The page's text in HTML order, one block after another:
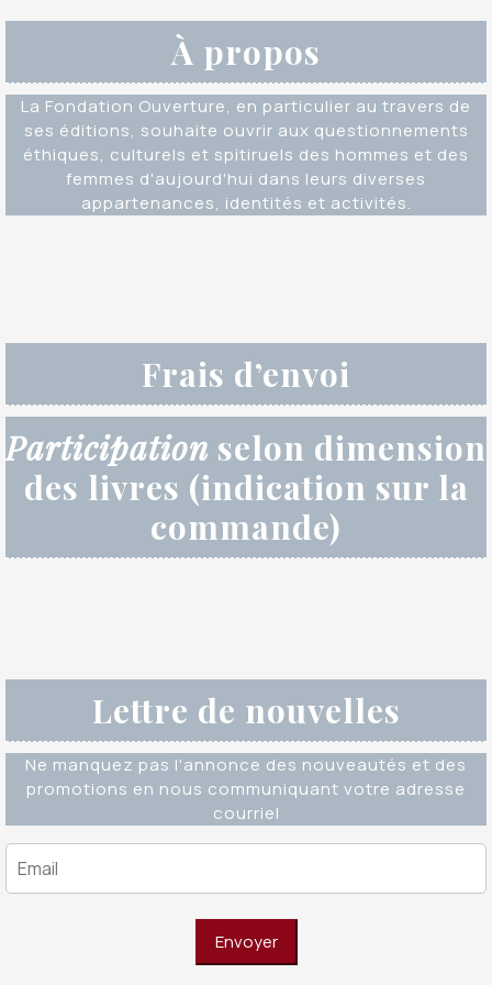
À propos
La Fondation Ouverture, en particulier au travers de
ses éditions, souhaite ouvrir aux questionnements
éthiques, culturels et spitiruels des hommes et des
femmes d'aujourd'hui dans leurs diverses
appartenances, identités et activités.
Frais d’envoi
Participation selon dimension
des livres (indication sur la
commande)
Lettre de nouvelles
Ne manquez pas l'annonce des nouveautés et des
promotions en nous communiquant votre adresse
courriel